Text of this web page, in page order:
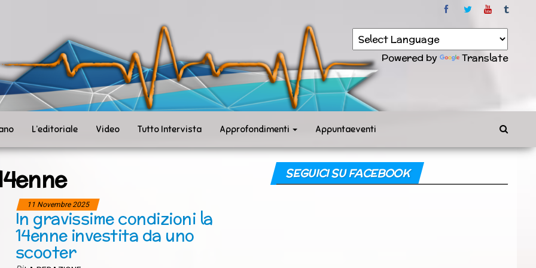
Powered by Translate
L’editoriale Video Tutto Intervista Approfondimenti Appuntaeventi
11 Novembre 2025
In gravissime condizioni la
14enne investita da uno
scooter
SEGUICI SU FACEBOOK